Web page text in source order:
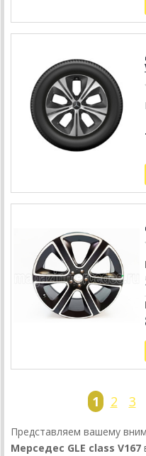
1 2 3
Представляем вашему
Мерседес GLE class V167